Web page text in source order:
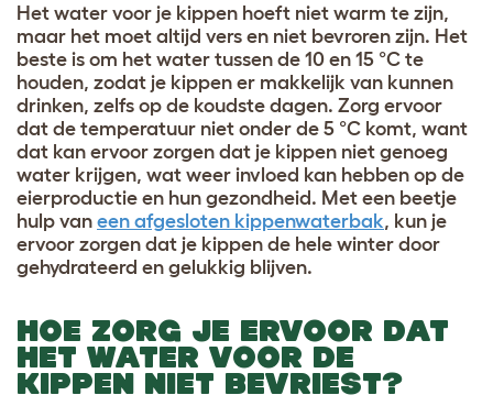
Het water voor je kippen hoeft niet warm te zijn,
maar het moet altijd vers en niet bevroren zijn. Het
beste is om het water tussen de 10 en 15 °C te
houden, zodat je kippen er makkelijk van kunnen
drinken, zelfs op de koudste dagen. Zorg ervoor
dat de temperatuur niet onder de 5 °C komt, want
dat kan ervoor zorgen dat je kippen niet genoeg
water krijgen, wat weer invloed kan hebben op de
eierproductie en hun gezondheid. Met een beetje
hulp van een afgesloten kippenwaterbak, kun je
ervoor zorgen dat je kippen de hele winter door
gehydrateerd en gelukkig blijven.
HOE ZORG JE ERVOOR DAT
HET WATER VOOR DE
KIPPEN NIET BEVRIEST?